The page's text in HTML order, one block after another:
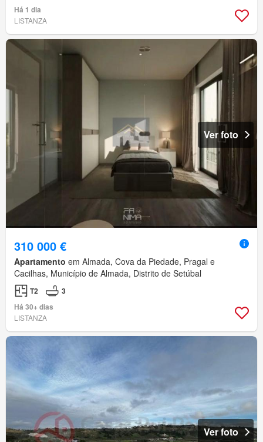
Há 1 dia
LISTANZA
Ver foto
310 000 €
Apartamento em Almada, Cova da Piedade, Pragal e
Cacilhas, Município de Almada, Distrito de Setúbal
T2
3
Há 30+ dias
LISTANZA
Ver foto